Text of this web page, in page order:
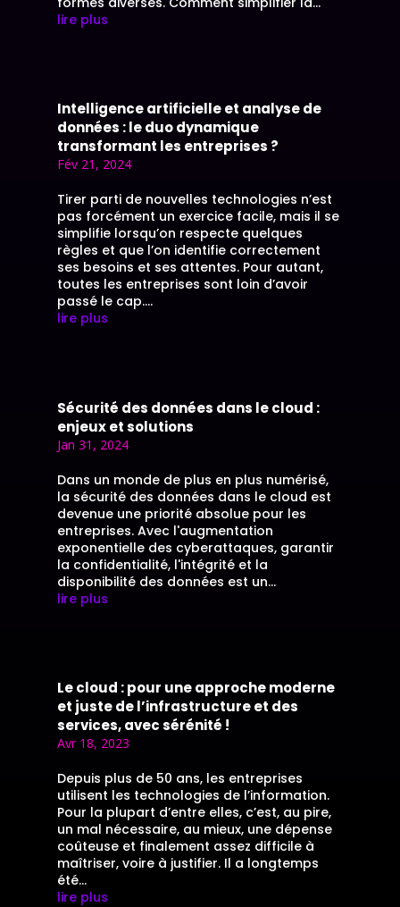
lire plus
Intelligence artificielle et analyse de
données : le duo dynamique
transformant les entreprises ?
Fév 21, 2024
Tirer parti de nouvelles technologies n’est
pas forcément un exercice facile, mais il se
simplifie lorsqu’on respecte quelques
règles et que l’on identifie correctement
ses besoins et ses attentes. Pour autant,
toutes les entreprises sont loin d’avoir
passé le cap....
lire plus
Sécurité des données dans le cloud :
enjeux et solutions
Jan 31, 2024
Dans un monde de plus en plus numérisé,
la sécurité des données dans le cloud est
devenue une priorité absolue pour les
entreprises. Avec l'augmentation
exponentielle des cyberattaques, garantir
la confidentialité, l'intégrité et la
disponibilité des données est un...
lire plus
Le cloud : pour une approche moderne
et juste de l’infrastructure et des
services, avec sérénité !
Avr 18, 2023
Depuis plus de 50 ans, les entreprises
utilisent les technologies de l’information.
Pour la plupart d’entre elles, c’est, au pire,
un mal nécessaire, au mieux, une dépense
coûteuse et finalement assez difficile à
maîtriser, voire à justifier. Il a longtemps
été...
lire plus